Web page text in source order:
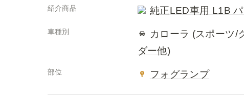
紹介商品 純正LED車用 L1B
車種別
カローラ (スポーツ/
ダー他)
部位 フォグランプ